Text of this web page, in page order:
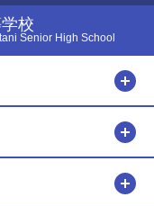
校
Senior High School